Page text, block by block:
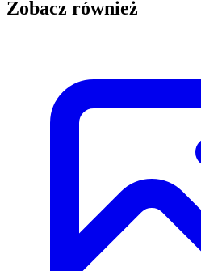
Zobacz również